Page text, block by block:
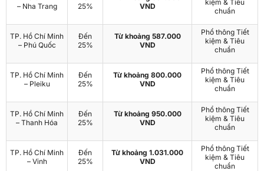
– Nha Trang
25%
VND
kiệm & Tiêu
chuẩn
TP. Hồ Chí Minh
– Phú Quốc
Đến
25%
Từ khoảng 587.000
VND
Phổ thông Tiết
kiệm & Tiêu
chuẩn
TP. Hồ Chí Minh
– Pleiku
Đến
25%
Từ khoảng 800.000
VND
Phổ thông Tiết
kiệm & Tiêu
chuẩn
TP. Hồ Chí Minh
– Thanh Hóa
Đến
25%
Từ khoảng 950.000
VND
Phổ thông Tiết
kiệm & Tiêu
chuẩn
TP. Hồ Chí Minh
– Vinh
Đến
25%
Từ khoảng 1.031.000
VND
Phổ thông Tiết
kiệm & Tiêu
chuẩn